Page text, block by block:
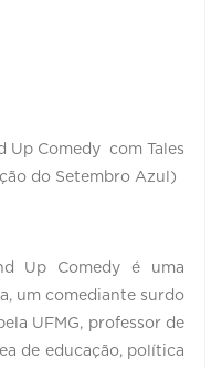
Up Comedy com Tales
do Setembro Azul)
Up Comedy é uma
um comediante surdo
UFMG, professor de
de educação, política